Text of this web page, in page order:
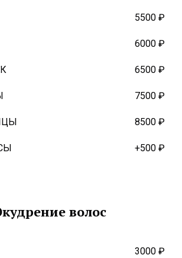
5500 ₽
6000 ₽
6500 ₽
7500 ₽
8500 ₽
+500 ₽
волос
3000 ₽